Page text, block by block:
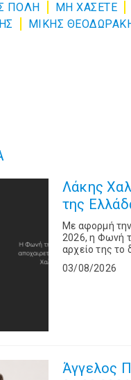
ΠΟΛΗ ΜΗ ΧΆΣΕΤΕ
ΜΙΚΗΣ
Λάκης
της
Με αφορμή
2026, η Φωνή
αρχείο της
03/08/2026
Άγγελος